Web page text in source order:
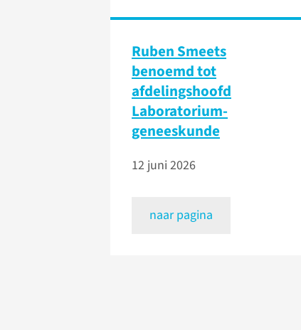
Ruben Smeets
benoemd tot
afdelingshoofd
Laboratorium­
geneeskunde
12 juni 2026
naar pagina